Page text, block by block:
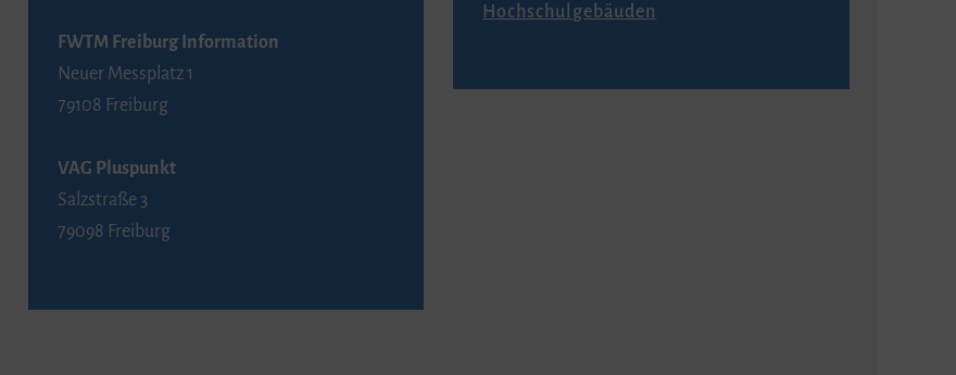
FWTM Freiburg Information
Neuer Messplatz 1
79108 Freiburg
VAG Pluspunkt
Salzstraße 3
79098 Freiburg
Hochschulgebäuden